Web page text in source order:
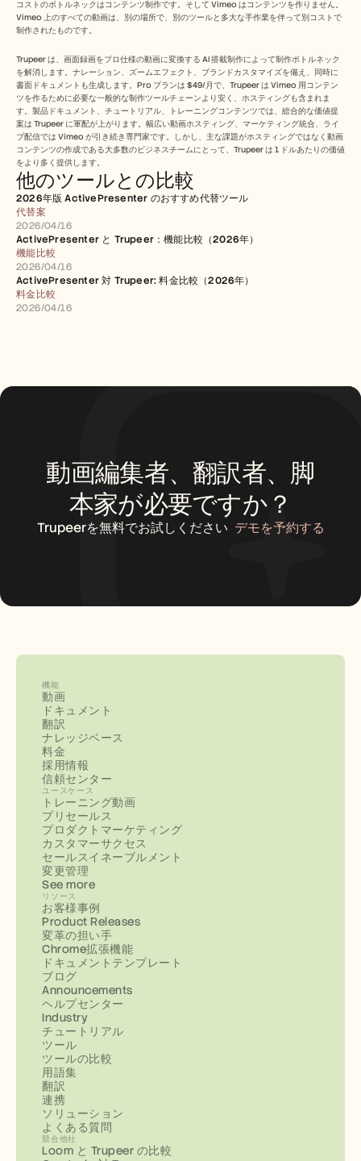
コストのボトルネックはコンテンツ制作です。そして Vimeo はコンテンツを作りません。
Vimeo 上のすべての動画は、別の場所で、別のツールと多大な手作業を伴って別コストで
制作されたものです。
Trupeer は、画面録画をプロ仕様の動画に変換する AI 搭載制作によって制作ボトルネック
を解消します。ナレーション、ズームエフェクト、ブランドカスタマイズを備え、同時に
書面ドキュメントも生成します。Pro プランは $49/月で、Trupeer は Vimeo 用コンテン
ツを作るために必要な一般的な制作ツールチェーンより安く、ホスティングも含まれま
す。製品ドキュメント、チュートリアル、トレーニングコンテンツでは、総合的な価値提
案は Trupeer に軍配が上がります。幅広い動画ホスティング、マーケティング統合、ライ
ブ配信では Vimeo が引き続き専門家です。しかし、主な課題がホスティングではなく動画
コンテンツの作成である大多数のビジネスチームにとって、Trupeer は 1 ドルあたりの価値
をより多く提供します。
他のツールとの比較
2026年版 ActivePresenter のおすすめ代替ツール
代替案
2026/04/16
ActivePresenter と Trupeer：機能比較（2026年）
機能比較
2026/04/16
ActivePresenter 対 Trupeer: 料金比較（2026年）
料金比較
2026/04/16
動画編集者、翻訳者、脚
本家が必要ですか？
Trupeerを無料でお試しください デモを予約する
機能
動画
ドキュメント
翻訳
ナレッジベース
料金
採用情報
信頼センター
ユースケース
トレーニング動画
プリセールス
プロダクトマーケティング
カスタマーサクセス
セールスイネーブルメント
変更管理
See more
リソース
お客様事例
Product Releases
変革の担い手
Chrome拡張機能
ドキュメントテンプレート
ブログ
Announcements
ヘルプセンター
Industry
チュートリアル
ツール
ツールの比較
用語集
翻訳
連携
ソリューション
よくある質問
競合他社
Loom と Trupeer の比較